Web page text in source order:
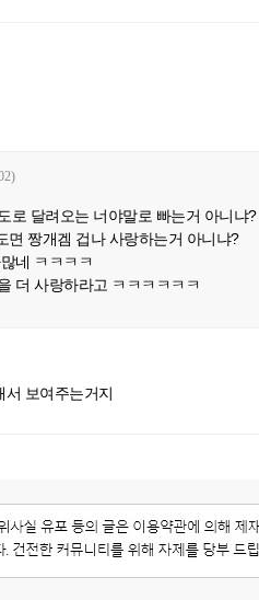
로 달려오는 너야말로 빠는거 아니냐?
면 짱개겜 겁나 사랑하는거 아니냐?
네 ㅋㅋㅋㅋ
더 사랑하라고 ㅋㅋㅋㅋㅋㅋ
서 보여주는거지